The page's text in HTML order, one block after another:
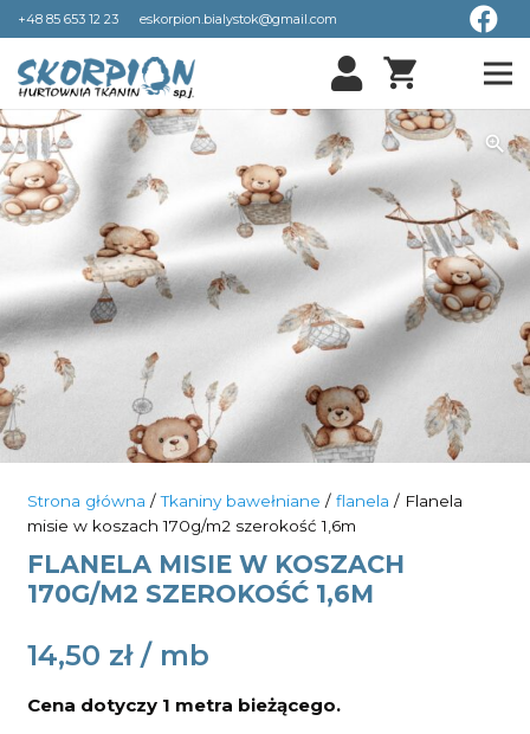
+48 85 653 12 23 eskorpion.bialystok@gmail.com
shopping_cart
Strona główna /Tkaniny bawełniane / flanela / Flanela
misie w koszach 170g/m2 szerokość 1,6m
FLANELA MISIE W KOSZACH
170G/M2 SZEROKOŚĆ 1,6M
14,50 zł
Cena dotyczy 1 metra bieżącego.